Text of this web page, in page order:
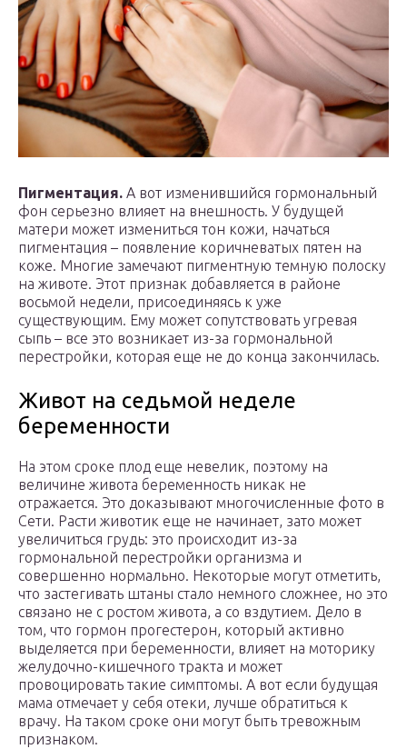
Пигментация. А вот изменившийся гормональный
фон серьезно влияет на внешность. У будущей
матери может измениться тон кожи, начаться
пигментация – появление коричневатых пятен на
коже. Многие замечают пигментную темную полоску
на животе. Этот признак добавляется в районе
восьмой недели, присоединяясь к уже
существующим. Ему может сопутствовать угревая
сыпь – все это возникает из-за гормональной
перестройки, которая еще не до конца закончилась.
Живот на седьмой неделе
беременности
На этом сроке плод еще невелик, поэтому на
величине живота беременность никак не
отражается. Это доказывают многочисленные фото в
Сети. Расти животик еще не начинает, зато может
увеличиться грудь: это происходит из-за
гормональной перестройки организма и
совершенно нормально. Некоторые могут отметить,
что застегивать штаны стало немного сложнее, но это
связано не с ростом живота, а со вздутием. Дело в
том, что гормон прогестерон, который активно
выделяется при беременности, влияет на моторику
желудочно-кишечного тракта и может
провоцировать такие симптомы. А вот если будущая
мама отмечает у себя отеки, лучше обратиться к
врачу. На таком сроке они могут быть тревожным
признаком.